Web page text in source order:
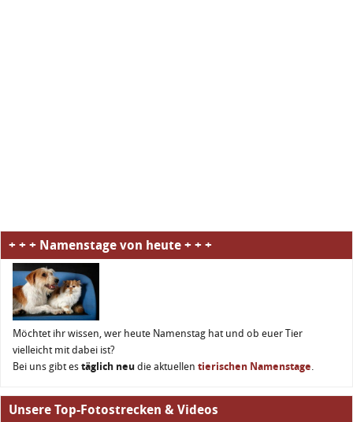
+ + + Namenstage von heute + + +
Möchtet ihr wissen, wer heute Namenstag hat und ob euer Tier
vielleicht mit dabei ist?
Bei uns gibt es täglich neu die aktuellen tierischen Namenstage.
Unsere Top-Fotostrecken & Videos